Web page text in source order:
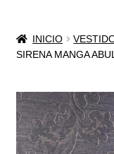
VENTA
REBAJAS
VESTIDOS DE
INICIO
SIRENA MANGA